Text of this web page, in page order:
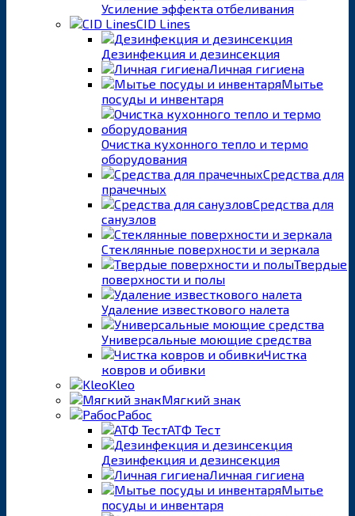
Усиление эффекта отбеливания
CID Lines
Дезинфекция и дезинсекция
Личная гигиена
Мытье
посуды и инвентаря
Очистка кухонного тепло и термо
оборудования
Средства для
прачечных
Средства для
санузлов
Стеклянные поверхности и зеркала
Твердые
поверхности и полы
Удаление известкового налета
Универсальные моющие средства
Чистка
ковров и обивки
Kleo
Мягкий знак
Рабос
АТФ Тест
Дезинфекция и дезинсекция
Личная гигиена
Мытье
посуды и инвентаря